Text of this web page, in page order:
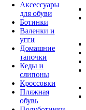
Аксессуары
для обуви
Ботинки
Валенки и
угги
Домашние
тапочки
Кеды и
слипоны
Кроссовки
Пляжная
обувь